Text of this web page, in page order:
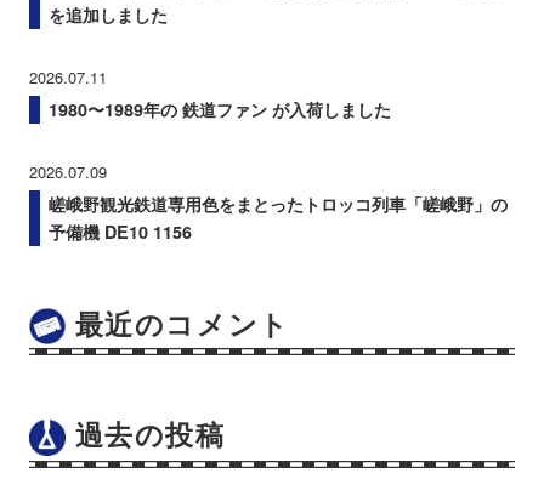
を追加しました
2026.07.11
1980〜1989年の 鉄道ファン が入荷しました
2026.07.09
嵯峨野観光鉄道専用色をまとったトロッコ列車「嵯峨野」の
予備機 DE10 1156
最近のコメント
過去の投稿